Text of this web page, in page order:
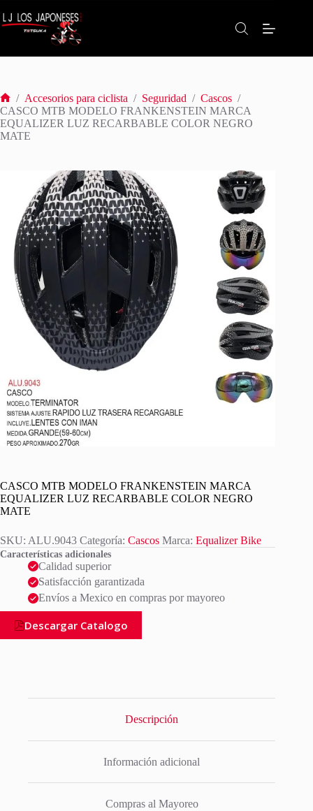
al
contenido
Inicio
/ Accesorios para ciclista / Seguridad / Cascos /
CASCO MTB MODELO FRANKENSTEIN MARCA
EQUALIZER LUZ RECARBABLE COLOR NEGRO
MATE
CASCO MTB MODELO FRANKENSTEIN MARCA
EQUALIZER LUZ RECARBABLE COLOR NEGRO
MATE
SKU: ALU.9043 Categoría: Cascos Marca: Equalizer Bike
Características adicionales
Calidad superior
Satisfacción garantizada
Envíos a Mexico en compras por mayoreo
Descargar Catalogo
Descripción
Información adicional
Compras al Mayoreo